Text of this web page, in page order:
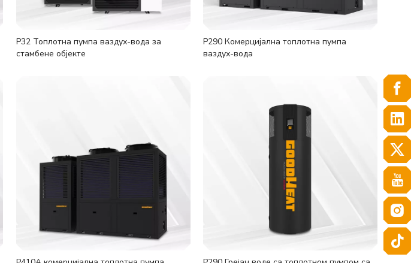
Р32 Топлотна пумпа ваздух-вода за
стамбене објекте
Р290 Комерцијална топлотна пумпа
ваздух-вода